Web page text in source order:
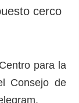
cerco
para la
Consejo de